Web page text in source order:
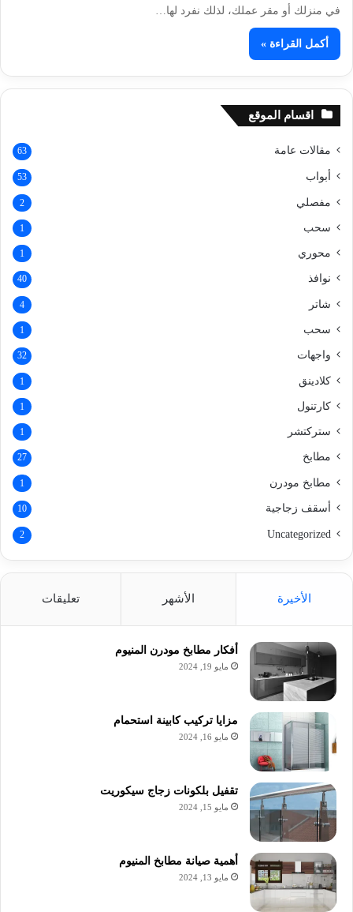
في منزلك أو مقر عملك، لذلك نفرد لها…
أكمل القراءة »
اقسام الموقع
مقالات عامة 63
أبواب 53
مفصلي 2
سحب 1
محوري 1
نوافذ 40
شاتر 4
سحب 1
واجهات 32
كلادينق 1
كارتنول 1
ستركتشر 1
مطابخ 27
مطابخ مودرن 1
أسقف زجاجية 10
Uncategorized
2
الأخيرة الأشهر تعليقات
أفكار مطابخ مودرن المنيوم
مايو 19, 2024
مزايا تركيب كابينة استحمام
مايو 16, 2024
تقفيل بلكونات زجاج سيكوريت
مايو 15, 2024
أهمية صيانة مطابخ المنيوم
مايو 13, 2024